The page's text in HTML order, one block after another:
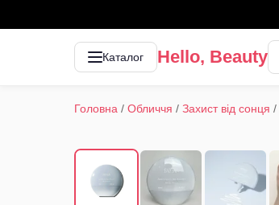
Каталог Hello, Beauty
Головна / Обличчя / Захист від сонця /